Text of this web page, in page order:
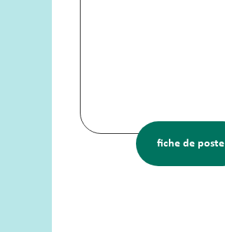
fiche de poste